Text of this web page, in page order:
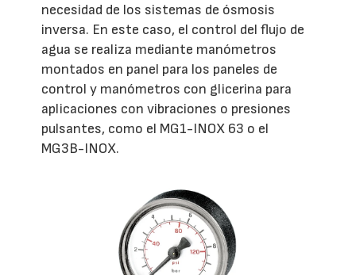
necesidad de los sistemas de ósmosis
inversa. En este caso, el control del flujo de
agua se realiza mediante manómetros
montados en panel para los paneles de
control y manómetros con glicerina para
aplicaciones con vibraciones o presiones
pulsantes, como el MG1-INOX 63 o el
MG3B-INOX.